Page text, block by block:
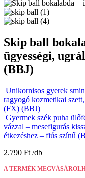
Skip ball
ügyességi,
(BBJ)
Unikornisos gyerek
ragyogó kozmetikai
(FX) (BBJ)
Gyermek szék puha
vázzal – mesefigurás
étkezéshez – fiús színű
2.790 Ft
A TERMÉK